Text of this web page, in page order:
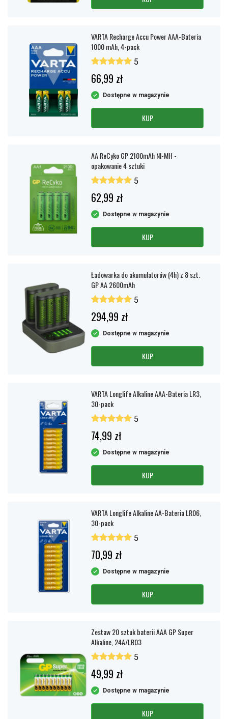
VARTA Recharge Accu Power AAA-Bateria
1000 mAh, 4-pack
5
66,99 zł
Dostępne w magazynie
KUP
AA ReCyko GP 2100mAh NI-MH -
opakowanie 4 sztuki
5
62,99 zł
Dostępne w magazynie
KUP
Ładowarka do akumulatorów (4h) z 8 szt.
GP AA 2600mAh
5
294,99 zł
Dostępne w magazynie
KUP
VARTA Longlife Alkaline AAA-Bateria LR3,
30-pack
5
74,99 zł
Dostępne w magazynie
KUP
VARTA Longlife Alkaline AA-Bateria LR06,
30-pack
5
70,99 zł
Dostępne w magazynie
KUP
Zestaw 20 sztuk baterii AAA GP Super
Alkaline, 24A/LR03
5
49,99 zł
Dostępne w magazynie
KUP